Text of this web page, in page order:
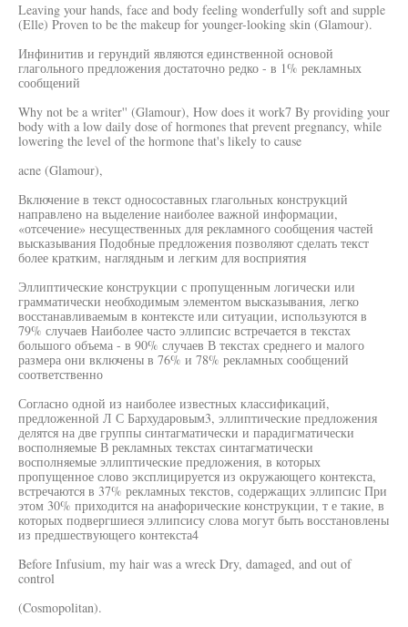
Leaving your hands, face and body feeling wonderfully soft and supple
(Elle) Proven to be the makeup for younger-looking skin (Glamour).
Инфинитив и герундий являются единственной основой
глагольного предложения достаточно редко - в 1% рекламных
сообщений
Why not be a writer'' (Glamour), How does it work7 By providing your
body with a low daily dose of hormones that prevent pregnancy, while
lowering the level of the hormone that's likely to cause
acne (Glamour),
Включение в текст односоставных глагольных конструкций
направлено на выделение наиболее важной информации,
«отсечение» несущественных для рекламного сообщения частей
высказывания Подобные предложения позволяют сделать текст
более кратким, наглядным и легким для восприятия
Эллиптические конструкции с пропущенным логически или
грамматически необходимым элементом высказывания, легко
восстанавливаемым в контексте или ситуации, используются в
79% случаев Наиболее часто эллипсис встречается в текстах
большого объема - в 90% случаев В текстах среднего и малого
размера они включены в 76% и 78% рекламных сообщений
соответственно
Согласно одной из наиболее известных классификаций,
предложенной Л С Бархударовым3, эллиптические предложения
делятся на две группы синтагматически и парадигматически
восполняемые В рекламных текстах синтагматически
восполняемые эллиптические предложения, в которых
пропущенное слово эксплицируется из окружающего контекста,
встречаются в 37% рекламных текстов, содержащих эллипсис При
этом 30% приходится на анафорические конструкции, т е такие, в
которых подвергшиеся эллипсису слова могут быть восстановлены
из предшествующего контекста4
Before Infusium, my hair was a wreck Dry, damaged, and out of
control
(Cosmopolitan).